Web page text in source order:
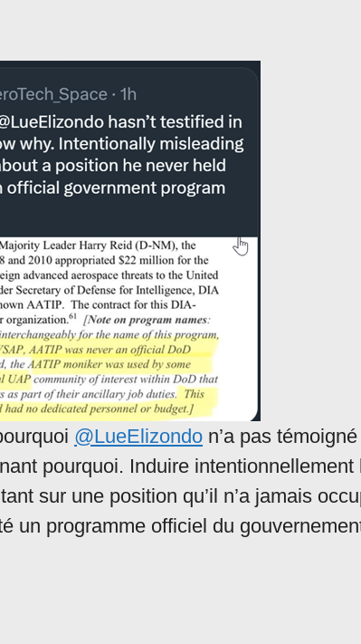
@LueElizondo n’a pas
pourquoi. Induire intentionnellement
sur une position qu’il n’a jamais
un programme officiel du